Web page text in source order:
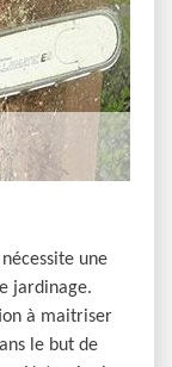
une
jardinage.
à maitriser
le but de